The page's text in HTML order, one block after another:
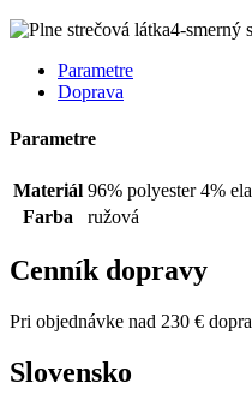
4-smerný
Parametre
Doprava
Parametre
Materiál 96% polyester 4%
Farba
ružová
Cenník dopravy
Pri objednávke nad 230 €
Slovensko